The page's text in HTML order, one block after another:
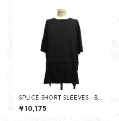
SPLICE SHORT SLEEVES -BLA
CK-
¥10,175